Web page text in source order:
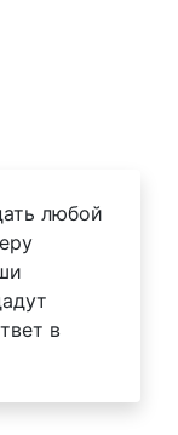
любой
в